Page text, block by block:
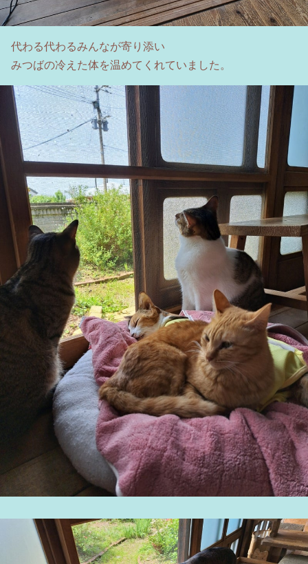
代わる代わるみんなが寄り添い
みつばの冷えた体を温めてくれていました。